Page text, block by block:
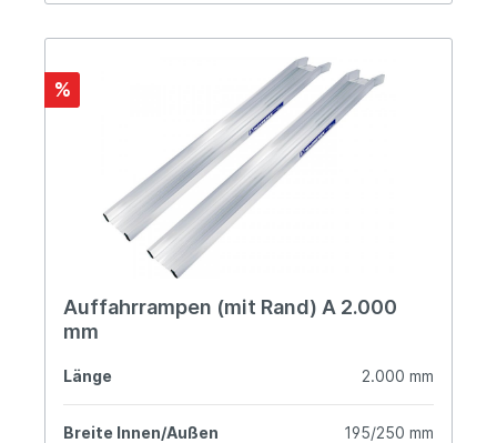
%
Auffahrrampen (mit Rand) A 2.000
mm
Länge 2.000 mm
Breite Innen/Außen 195/250 mm